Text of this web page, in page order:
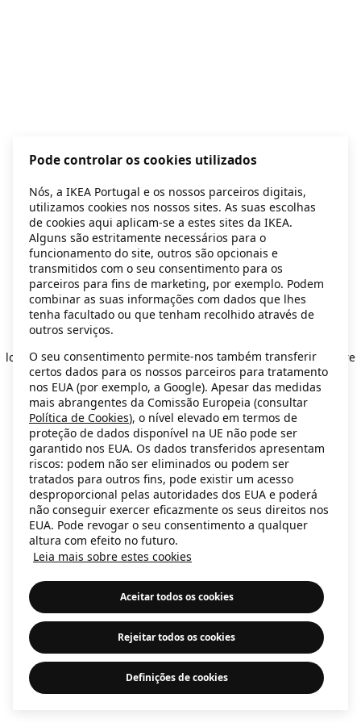
Application error: a client-side exception has occurred
loadingsecondhand.ikea.com (see the browser console for more
information).
Pode controlar os cookies utilizados
Nós, a IKEA Portugal e os nossos parceiros digitais,
utilizamos cookies nos nossos sites. As suas escolhas
de cookies aqui aplicam-se a estes sites da IKEA.
Alguns são estritamente necessários para o
funcionamento do site, outros são opcionais e
transmitidos com o seu consentimento para os
parceiros para fins de marketing, por exemplo. Podem
combinar as suas informações com dados que lhes
tenha facultado ou que tenham recolhido através de
outros serviços.
O seu consentimento permite-nos também transferir
certos dados para os nossos parceiros para tratamento
nos EUA (por exemplo, a Google). Apesar das medidas
mais abrangentes da Comissão Europeia (consultar
Política de Cookies), o nível elevado em termos de
proteção de dados disponível na UE não pode ser
garantido nos EUA. Os dados transferidos apresentam
riscos: podem não ser eliminados ou podem ser
tratados para outros fins, pode existir um acesso
desproporcional pelas autoridades dos EUA e poderá
não conseguir exercer eficazmente os seus direitos nos
EUA. Pode revogar o seu consentimento a qualquer
altura com efeito no futuro.
Leia mais sobre estes cookies
Aceitar todos os cookies
Rejeitar todos os cookies
Definições de cookies